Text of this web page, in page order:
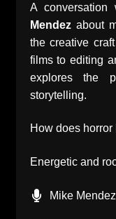
A conversation
Mendezabout
the creative
films to editing
explores the
storytelling.
How does
Energetic and
Mike Mendez